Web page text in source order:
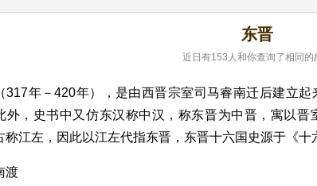
东晋
近日有153 人和你查询了相同的
317年－420年），是由西晋宗室司马睿南迁后建立
外，史书中又仿东汉称中汉，称东晋为中晋，寓以
称江左，因此以江左代指东晋，东晋十六国史源于《十
渡